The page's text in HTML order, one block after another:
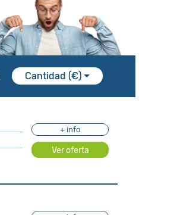
Cantidad (€)
+ info
Ver oferta